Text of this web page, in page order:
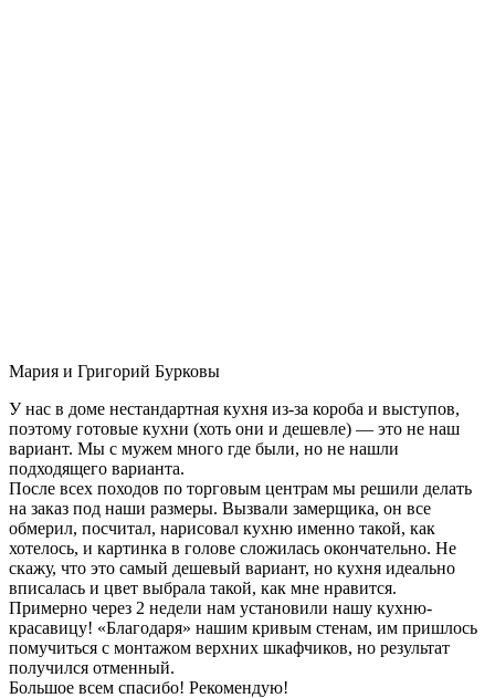
Мария и Григорий Бурковы
У нас в доме нестандартная кухня из-за короба и выступов,
поэтому готовые кухни (хоть они и дешевле) — это не наш
вариант. Мы с мужем много где были, но не нашли
подходящего варианта.
После всех походов по торговым центрам мы решили делать
на заказ под наши размеры. Вызвали замерщика, он все
обмерил, посчитал, нарисовал кухню именно такой, как
хотелось, и картинка в голове сложилась окончательно. Не
скажу, что это самый дешевый вариант, но кухня идеально
вписалась и цвет выбрала такой, как мне нравится.
Примерно через 2 недели нам установили нашу кухню-
красавицу! «Благодаря» нашим кривым стенам, им пришлось
помучиться с монтажом верхних шкафчиков, но результат
получился отменный.
Большое всем спасибо! Рекомендую!